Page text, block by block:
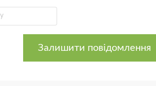
Залишити повідомлення